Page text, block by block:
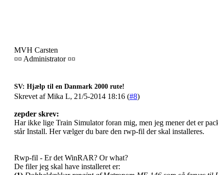
MVH Carsten
¤¤ Administrator ¤¤
SV: Hjælp til en Danmark 2000 rute!
Skrevet af Mika L, 21/5-2014 18:16 (#8)
zepder skrev:
Har ikke lige Train Simulator foran mig, men jeg mener det er
står Install. Her vælger du bare den rwp-fil der skal installeres.
Rwp-fil - Er det WinRAR? Or what?
De filer jeg skal have installeret er: